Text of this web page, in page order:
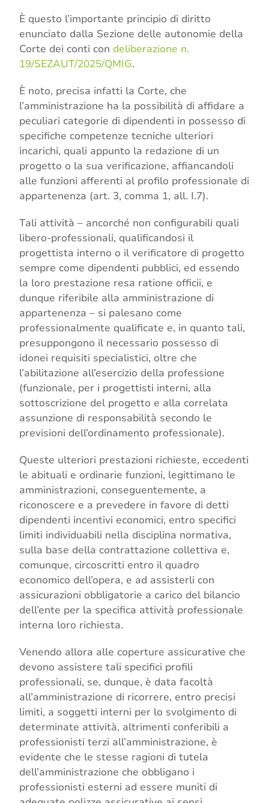
È questo l’importante principio di diritto
enunciato dalla Sezione delle autonomie della
Corte dei conti con deliberazione n.
19/SEZAUT/2025/QMIG.
È noto, precisa infatti la Corte, che
l’amministrazione ha la possibilità di affidare a
peculiari categorie di dipendenti in possesso di
specifiche competenze tecniche ulteriori
incarichi, quali appunto la redazione di un
progetto o la sua verificazione, affiancandoli
alle funzioni afferenti al profilo professionale di
appartenenza (art. 3, comma 1, all. I.7).
Tali attività – ancorché non configurabili quali
libero-professionali, qualificandosi il
progettista interno o il verificatore di progetto
sempre come dipendenti pubblici, ed essendo
la loro prestazione resa ratione officii, e
dunque riferibile alla amministrazione di
appartenenza – si palesano come
professionalmente qualificate e, in quanto tali,
presuppongono il necessario possesso di
idonei requisiti specialistici, oltre che
l’abilitazione all’esercizio della professione
(funzionale, per i progettisti interni, alla
sottoscrizione del progetto e alla correlata
assunzione di responsabilità secondo le
previsioni dell’ordinamento professionale).
Queste ulteriori prestazioni richieste, eccedenti
le abituali e ordinarie funzioni, legittimano le
amministrazioni, conseguentemente, a
riconoscere e a prevedere in favore di detti
dipendenti incentivi economici, entro specifici
limiti individuabili nella disciplina normativa,
sulla base della contrattazione collettiva e,
comunque, circoscritti entro il quadro
economico dell’opera, e ad assisterli con
assicurazioni obbligatorie a carico del bilancio
dell’ente per la specifica attività professionale
interna loro richiesta.
Venendo allora alle coperture assicurative che
devono assistere tali specifici profili
professionali, se, dunque, è data facoltà
all’amministrazione di ricorrere, entro precisi
limiti, a soggetti interni per lo svolgimento di
determinate attività, altrimenti conferibili a
professionisti terzi all’amministrazione, è
evidente che le stesse ragioni di tutela
dell’amministrazione che obbligano i
professionisti esterni ad essere muniti di